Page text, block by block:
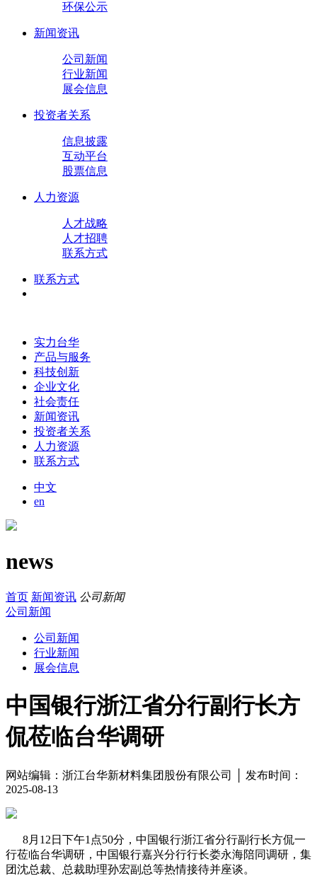
环保公示
新闻资讯
公司新闻
行业新闻
展会信息
投资者关系
信息披露
互动平台
股票信息
人力资源
人才战略
人才招聘
联系方式
联系方式
实力台华
产品与服务
科技创新
企业文化
社会责任
新闻资讯
投资者关系
人力资源
联系方式
中文
en
news
首页 新闻资讯 公司新闻
公司新闻
公司新闻
行业新闻
展会信息
中国银行浙江省分行副行长方
侃莅临台华调研
网站编辑：浙江台华新材料集团股份有限公司 │ 发布时间：
2025-08-13
8月12日下午1点50分，中国银行浙江省分行副行长方侃一
行莅临台华调研，中国银行嘉兴分行行长娄永海陪同调研，集
团沈总裁、总裁助理孙宏副总等热情接待并座谈。